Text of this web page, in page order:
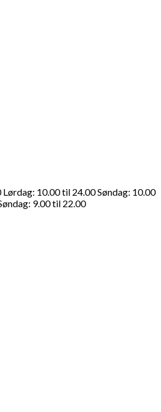
10.00 til 24.00 Søndag: 10.00
9.00 til 22.00